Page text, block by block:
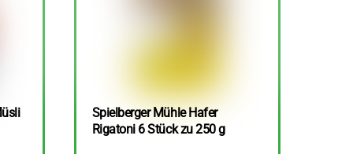
Spielberger Mühle Hafer
Rigatoni 6 Stück zu 250 g